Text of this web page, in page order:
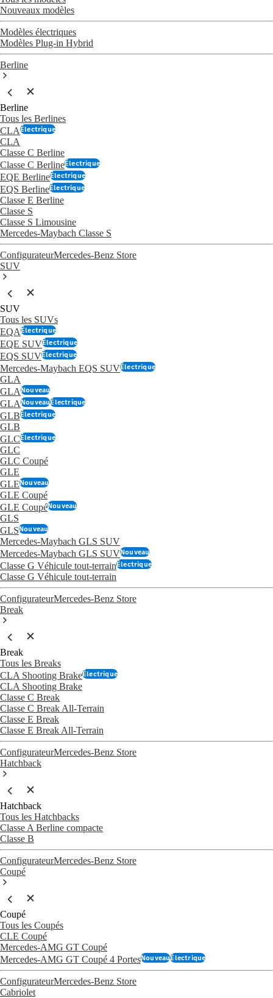
Nouveaux modèles
Modèles électriques
Modèles Plug-in Hybrid
Berline
Berline
Tous les Berlines
CLAÉlectrique
CLA
Classe C Berline
Classe C BerlineÉlectrique
EQE BerlineÉlectrique
EQS BerlineÉlectrique
Classe E Berline
Classe S
Classe S Limousine
Mercedes-Maybach Classe S
ConfigurateurMercedes-Benz Store
SUV
SUV
Tous les SUVs
EQAÉlectrique
EQE SUVÉlectrique
EQS SUVÉlectrique
Mercedes-Maybach EQS SUVÉlectrique
GLA
GLANouveau
GLANouveauÉlectrique
GLBÉlectrique
GLB
GLCÉlectrique
GLC
GLC Coupé
GLE
GLENouveau
GLE Coupé
GLE CoupéNouveau
GLS
GLSNouveau
Mercedes-Maybach GLS SUV
Mercedes-Maybach GLS SUVNouveau
Classe G Véhicule tout-terrainÉlectrique
Classe G Véhicule tout-terrain
ConfigurateurMercedes-Benz Store
Break
Break
Tous les Breaks
CLA Shooting BrakeÉlectrique
CLA Shooting Brake
Classe C Break
Classe C Break All-Terrain
Classe E Break
Classe E Break All-Terrain
ConfigurateurMercedes-Benz Store
Hatchback
Hatchback
Tous les Hatchbacks
Classe A Berline compacte
Classe B
ConfigurateurMercedes-Benz Store
Coupé
Coupé
Tous les Coupés
CLE Coupé
Mercedes-AMG GT Coupé
Mercedes-AMG GT Coupé 4 PortesNouveauÉlectrique
ConfigurateurMercedes-Benz Store
Cabriolet